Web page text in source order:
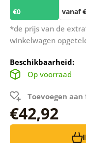
€0 vanaf
*de prijs van de
winkelwagen
Beschikbaarheid:
Op voorraad
Toevoegen
€42,92